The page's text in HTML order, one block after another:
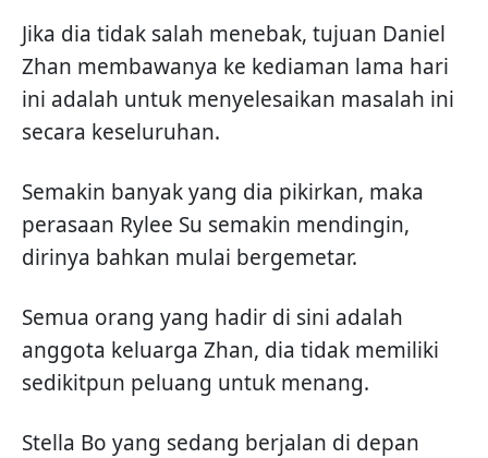
Jika dia tidak salah menebak, tujuan Daniel
Zhan membawanya ke kediaman lama hari
ini adalah untuk menyelesaikan masalah ini
secara keseluruhan.
Semakin banyak yang dia pikirkan, maka
perasaan Rylee Su semakin mendingin,
dirinya bahkan mulai bergemetar.
Semua orang yang hadir di sini adalah
anggota keluarga Zhan, dia tidak memiliki
sedikitpun peluang untuk menang.
Stella Bo yang sedang berjalan di depan